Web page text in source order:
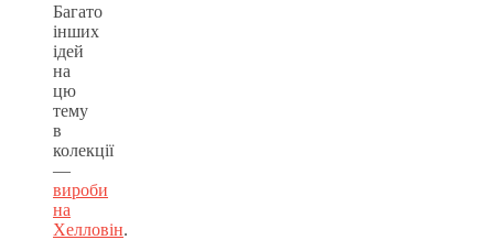
Багато
інших
ідей
на
цю
тему
в
колекції
—
вироби
на
Хелловін.